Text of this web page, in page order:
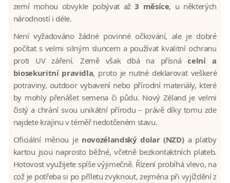
zemí mohou obvykle pobývat až3 měsíce, u některých
národností i déle.
Není vyžadováno žádné povinné očkování, ale je dobré
počítat s velmi silným sluncem a používat kvalitní ochranu
proti UV záření. Země však dbá na přísnácelní a
biosekuritní pravidla, proto je nutné deklarovat veškeré
potraviny, outdoor vybavení nebo přírodní materiály, které
by mohly přenášet semena či půdu. Nový Zéland je velmi
čistý a chrání svou unikátní přírodu – právě díky tomu zde
najdete krajinu v téměř nedotčeném stavu.
Oficiální měnou je novozélandský dolar (NZD)a platby
kartou jsou naprosto běžné, včetně bezkontaktních plateb.
Hotovost využijete spíše výjimečně. Řízení probíhá vlevo, na
což je potřeba si po příletu zvyknout, zejména při vyjíždění z